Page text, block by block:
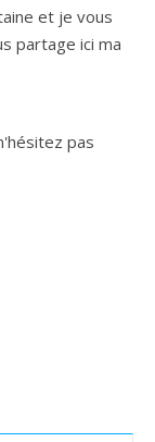
et je vous
partage ici ma
pas